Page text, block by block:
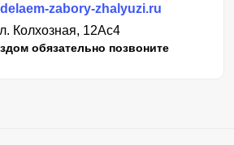
zabory-zhalyuzi.ru
Колхозная, 12Ас4
обязательно позвоните